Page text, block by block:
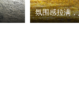
氛围感拉满